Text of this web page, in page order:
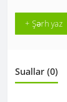
+ Şərh yaz
Suallar (0)